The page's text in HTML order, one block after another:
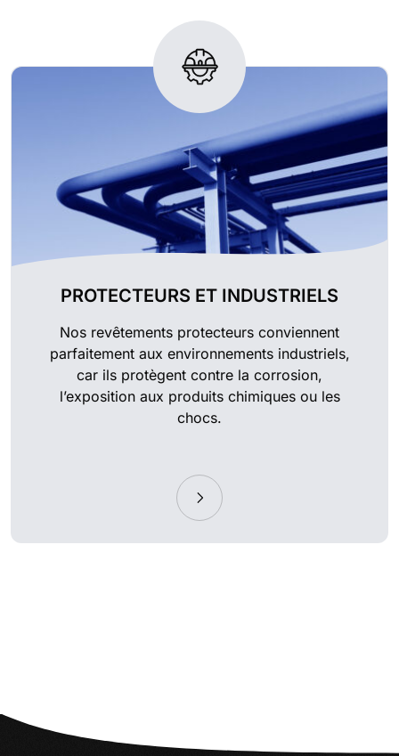
PROTECTEURS ET INDUSTRIELS
Nos revêtements protecteurs conviennent
parfaitement aux environnements industriels,
car ils protègent contre la corrosion,
l’exposition aux produits chimiques ou les
chocs.